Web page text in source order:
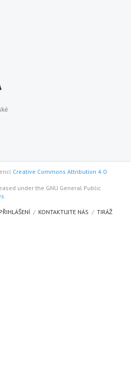
Creative Commons Attribution 4.0
under the GNU General Public
.
PŘIHLÁŠENÍ KONTAKTUJTE NÁS TIRÁŽ